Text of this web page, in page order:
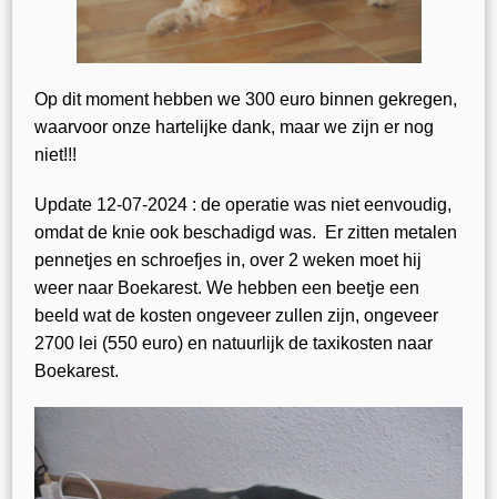
Op dit moment hebben we 300 euro binnen gekregen,
waarvoor onze hartelijke dank, maar we zijn er nog
niet!!!
Update 12-07-2024 :de operatie was niet eenvoudig,
omdat de knie ook beschadigd was.
Er zitten metalen
pennetjes en schroefjes in, over 2 weken moet hij
weer naar Boekarest. We hebben een beetje een
beeld wat de kosten ongeveer zullen zijn,ongeveer
2700 lei (550 euro) en natuurlijk de taxikosten naar
Boekarest.